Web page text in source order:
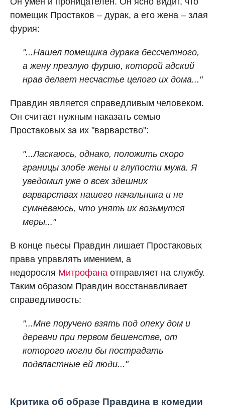
помещик Простаков – дурак, а его жена – злая
фурия:
"...Нашел помещика дурака бессчетного,
а жену презлую фурию, которой адский
нрав делает несчастье целого их дома..."
Правдин является справедливым человеком.
Он считает нужным наказать семью
Простаковых за их "варварство":
"...Ласкаюсь, однако, положить скоро
границы злобе жены и глупости мужа. Я
уведомил уже о всех здешних
варварствах нашего начальника и не
сумневаюсь, что унять их возьмутся
меры..."
В конце пьесы Правдин лишает Простаковых
права управлять имением, а
недоросля Митрофана отправляет на службу.
Таким образом Правдин восстанавливает
справедливость:
"...Мне поручено взять под опеку дом и
деревни при первом бешенстве, от
которого могли бы пострадать
подвластные ей люди..."
Критика об образе Правдина в комедии